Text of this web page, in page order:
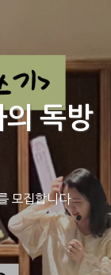
독방
모집합니다